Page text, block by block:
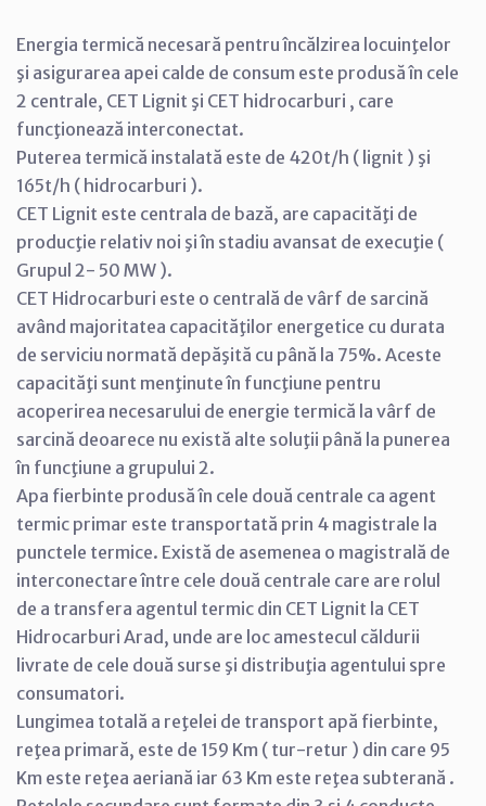
Energia termică necesară pentru încălzirea locuinţelor
şi asigurarea apei calde de consum este produsă în cele
2 centrale, CET Lignit şi CET hidrocarburi , care
funcţionează interconectat.
Puterea termică instalată este de 420t/h ( lignit ) şi
165t/h ( hidrocarburi ).
CET Lignit este centrala de bază, are capacităţi de
producţie relativ noi şi în stadiu avansat de execuţie (
Grupul 2- 50 MW ).
CET Hidrocarburi este o centrală de vârf de sarcină
având majoritatea capacităţilor energetice cu durata
de serviciu normată depăşită cu până la 75%. Aceste
capacităţi sunt menţinute în funcţiune pentru
acoperirea necesarului de energie termică la vârf de
sarcină deoarece nu există alte soluţii până la punerea
în funcţiune a grupului 2.
Apa fierbinte produsă în cele două centrale ca agent
termic primar este transportată prin 4 magistrale la
punctele termice. Există de asemenea o magistrală de
interconectare între cele două centrale care are rolul
de a transfera agentul termic din CET Lignit la CET
Hidrocarburi Arad, unde are loc amestecul căldurii
livrate de cele două surse şi distribuţia agentului spre
consumatori.
Lungimea totală a reţelei de transport apă fierbinte,
reţea primară, este de 159 Km ( tur-retur ) din care 95
Km este reţea aeriană iar 63 Km este reţea subterană .